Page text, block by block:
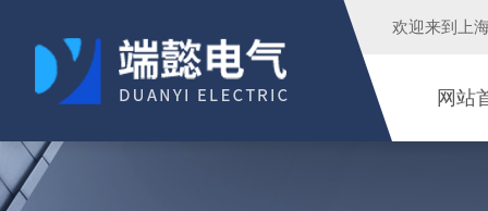
欢迎来到 上
网站